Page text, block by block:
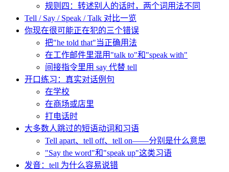
规则四：转述别人的话时，两个词用法不同
Tell / Say / Speak / Talk 对比一览
你现在很可能正在犯的三个错误
把"he told that"当正确用法
在工作邮件里混用"talk to"和"speak with"
间接指令里用 say 代替 tell
开口练习：真实对话例句
在学校
在商场或店里
打电话时
大多数人跳过的短语动词和习语
Tell apart、tell off、tell on——分别是什么意思
"Say the word"和"speak up"这类习语
发音：tell 为什么容易说错